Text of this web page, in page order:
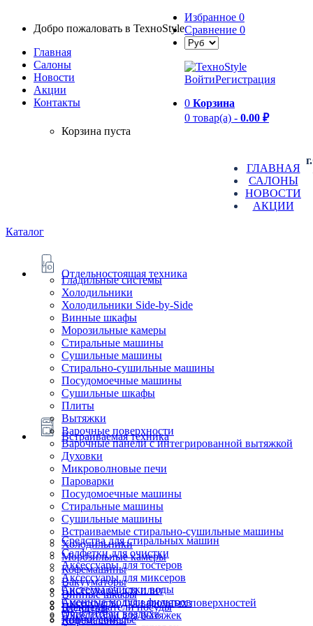
Добро пожаловать в TexноStyle
Главная
Салоны
Новости
Aкции
Контакты
Избранное 0
Сравнение 0
ВойтиРегистрация
0 Корзина
0 товар(а) - 0.00 ₽
Корзина пуста
ГЛАВНАЯ
САЛОНЫ
НОВОСТИ
АКЦИИ
Каталог
Отдельностоящая техника
Гладильные системы
Холодильники
Холодильники Side-by-Side
Винные шкафы
Морозильные камеры
Стиральные машины
Сушильные машины
Стирально-сушильные машины
Посудомоечные машины
Сушильные шкафы
Плиты
Встраиваемая техника
Вытяжки
Варочные поверхности
Варочные панели с интегрированной вытяжкой
Духовки
Микроволновые печи
Пароварки
Посудомоечные машины
Стиральные машины
Сушильные машины
Встраиваемые стирально-сушильные машины
Холодильники
Морозильные камеры
Кофемашины
Вакууматоры
Винные шкафы
Подогреватели посуды
Ящики сомелье
Блендеры
Кофемашины
Очистители воздуха
Системы очистки воды
Сменные модули фильтров
Аксессуары для тостеров
Аксессуары для миксеров
Аксессуары для плит
Аксессуары для варочных поверхностей
Аксессуары для вытяжек
Средства для стиральных машин
Салфетки для очистки